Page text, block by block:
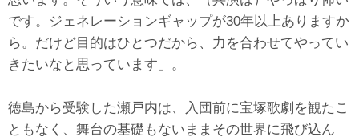
です。ジェネレーションギャップが30年以上ありますか
ら。だけど目的はひとつだから、力を合わせてやってい
きたいなと思っています」。
徳島から受験した瀬戸内は、入団前に宝塚歌劇を観たこ
ともなく、舞台の基礎もないままその世界に飛び込ん